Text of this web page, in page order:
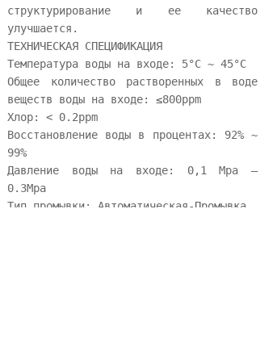
структурирование и ее качество
улучшается.
ТЕХНИЧЕСКАЯ СПЕЦИФИКАЦИЯ
Температура воды на входе: 5°C ~ 45°C
Общее количество растворенных в воде
веществ воды на входе: ≤800ppm
Хлор: < 0.2ppm
Восстановление воды в процентах: 92% ~
99%
Давление воды на входе: 0,1 Мpа —
0.3Mpa
Тип промывки: Автоматическая-Промывка